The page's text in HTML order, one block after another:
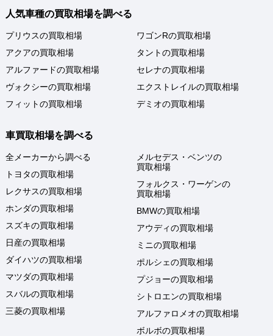
人気車種の買取相場を調べる
プリウスの買取相場
アクアの買取相場
アルファードの買取相場
ヴォクシーの買取相場
フィットの買取相場
ワゴンRの買取相場
タントの買取相場
セレナの買取相場
エクストレイルの買取相場
デミオの買取相場
車買取相場を調べる
全メーカーから調べる
トヨタの買取相場
レクサスの買取相場
ホンダの買取相場
スズキの買取相場
日産の買取相場
ダイハツの買取相場
マツダの買取相場
スバルの買取相場
三菱の買取相場
メルセデス・ベンツの
買取相場
フォルクス・ワーゲンの
買取相場
BMWの買取相場
アウディの買取相場
ミニの買取相場
ポルシェの買取相場
プジョーの買取相場
シトロエンの買取相場
アルファロメオの買取相場
ボルボの買取相場